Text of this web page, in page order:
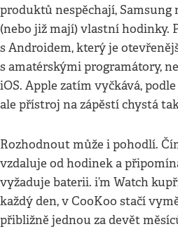
produktů nespěchají, Samsung
(nebo již mají) vlastní hodinky.
s Androidem, který je
s amatérskými programátory,
iOS. Apple zatím vyčkává,
ale přístroj na zápěstí chystá
Rozhodnout může i pohodlí.
vzdaluje od hodinek a
vyžaduje baterii. i’m Watch
každý den, v CooKoo stačí
přibližně jednou za devět